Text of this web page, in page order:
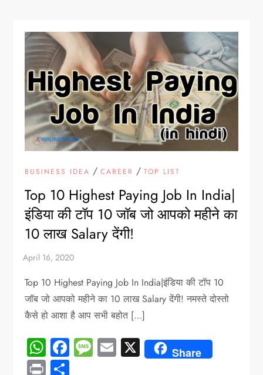
BUSINESS IDEA /CAREER /TOP LIST
Top 10 Highest Paying Job In India|
इंडिया की टॉप 10 जॉब जो आपको महीने का
10 लाख Salary देंगी!
Top 10 Highest Paying Job In India|इंडिया की टॉप 10
जॉब जो आपको महीने का 10 लाख Salary देंगी! नमस्ते दोस्तो
कैसे हो आशा है आप सभी बहोत […]
WhatsApp
Facebook
Message
Email
X Share
Print